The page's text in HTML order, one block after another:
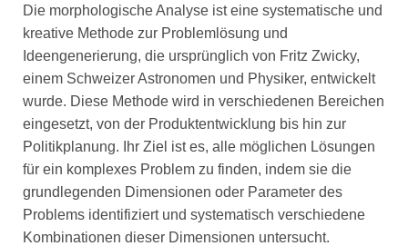
Die morphologische Analyse ist eine systematische und
kreative Methode zur Problemlösung und
Ideengenerierung, die ursprünglich von Fritz Zwicky,
einem Schweizer Astronomen und Physiker, entwickelt
wurde. Diese Methode wird in verschiedenen Bereichen
eingesetzt, von der Produktentwicklung bis hin zur
Politikplanung. Ihr Ziel ist es, alle möglichen Lösungen
für ein komplexes Problem zu finden, indem sie die
grundlegenden Dimensionen oder Parameter des
Problems identifiziert und systematisch verschiedene
Kombinationen dieser Dimensionen untersucht.